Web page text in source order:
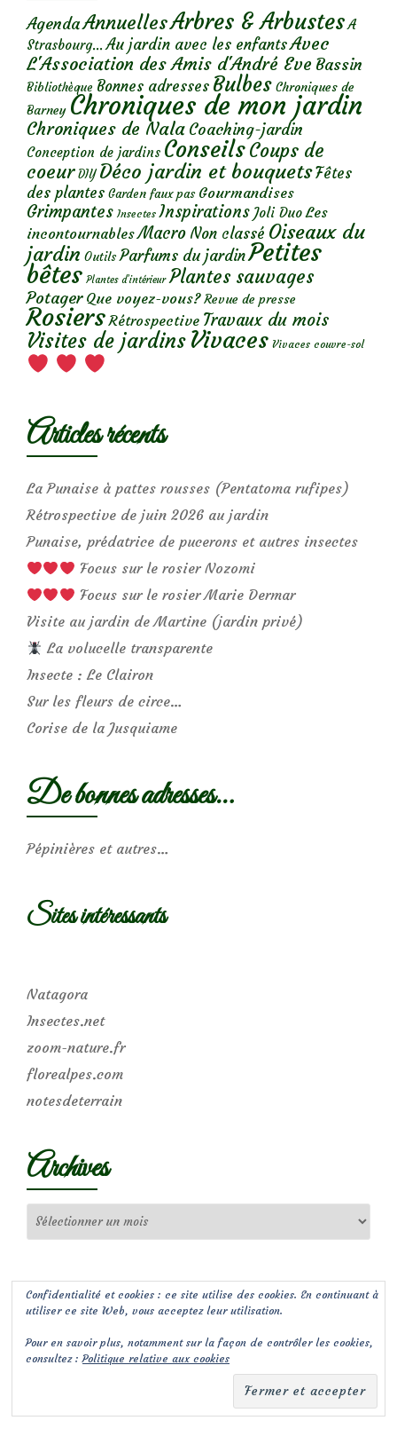
AgendaAnnuellesArbres & Arbustes A
Strasbourg... Au jardin avec les enfantsAvec
L'Association des Amis d'André Eve Bassin
Bibliothèque Bonnes adresses Bulbes Chroniques de
Barney Chroniques de mon jardin
Chroniques de Nala Coaching-jardin
Conception de jardins ConseilsCoups de
coeur DIY Déco jardin et bouquetsFêtes
des plantes Garden faux pas Gourmandises
Grimpantes Insectes Inspirations Joli Duo Les
incontournables Macro Non classé Oiseaux du
jardin Outils Parfums du jardinPetites
bêtes Plantes d’intérieur Plantes sauvages
Potager Que voyez-vous? Revue de presse
Rosiers Rétrospective Travaux du mois
Visites de jardins Vivaces Vivaces couvre-sol
Articles récents
La Punaise à pattes rousses (Pentatoma rufipes)
Rétrospective de juin 2026 au jardin
Punaise, prédatrice de pucerons et autres insectes
Focus sur le rosier Nozomi
Focus sur le rosier Marie Dermar
Visite au jardin de Martine (jardin privé)
La volucelle transparente
Insecte : Le Clairon
Sur les fleurs de circe…
Corise de la Jusquiame
De bonnes adresses…
Pépinières et autres…
Sites intéressants
Natagora
Insectes.net
zoom-nature.fr
florealpes.com
notesdeterrain
Archives
Confidentialité et cookies : ce site utilise des cookies. En continuant à
utiliser ce site Web, vous acceptez leur utilisation.
Pour en savoir plus, notamment sur la façon de contrôler les cookies,
consultez :Politique relative aux cookies